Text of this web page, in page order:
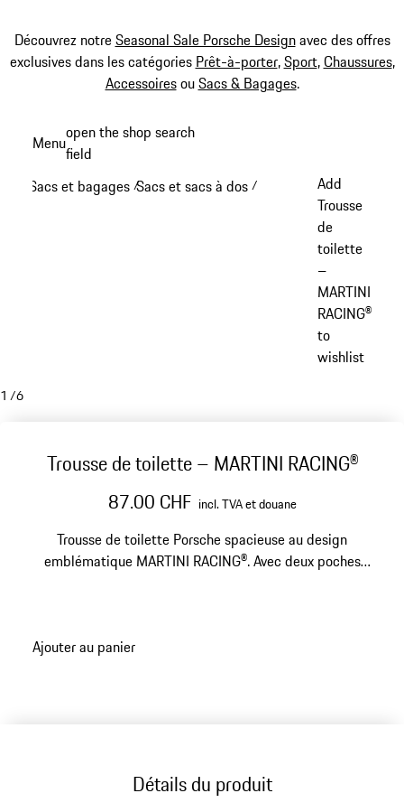
Découvrez notreSeasonal Sale Porsche Designavec des offres
exclusives dans les catégories Prêt-à-porter,Sport,Chaussures,
AccessoiresouSacs & Bagages.
principal
Menuopen the shop search
field
Sacs et bagages /Sacs et sacs à dos /
Add
Trousse
de
toilette
–
MARTINI
RACING®
to
wishlist
1 /6
Trousse de toilette – MARTINI RACING®
87.00 CHF incl. TVA et douane
Trousse de toilette Porsche spacieuse au design
emblématique MARTINI RACING®. Avec deux poches
Ajouter au panier
Détails du produit